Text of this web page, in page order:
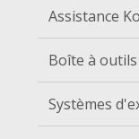
Assistance
Boîte à
Systèmes